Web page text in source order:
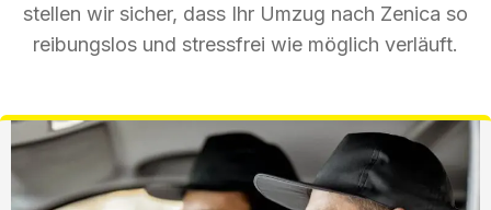
stellen wir sicher, dass Ihr Umzug nach Zenica so
reibungslos und stressfrei wie möglich verläuft.